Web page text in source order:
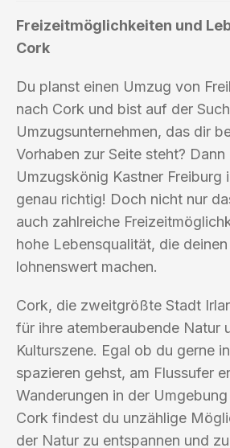
Freizeitmöglichkeiten und
Cork
Du planst einen Umzug von
nach Cork und bist auf der
Umzugsunternehmen, das dir
Vorhaben zur Seite steht?
Umzugskönig Kastner Freiburg
genau richtig! Doch nicht nur
auch zahlreiche
hohe Lebensqualität, die
lohnenswert machen.
Cork, die zweitgrößte Stadt
für ihre atemberaubende Natur
Kulturszene. Egal ob du gerne
spazieren gehst, am Flussufer
Wanderungen in der
Cork findest du unzählige
der Natur zu entspannen und